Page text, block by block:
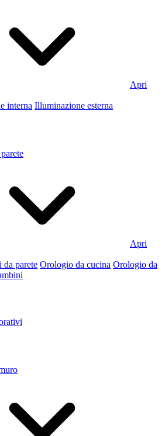
Apri
interna Illuminazione esterna
Apri
da parete Orologio da cucina Orologio da